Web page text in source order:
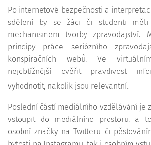
Po internetové bezpečnosti a
sdělení by se žáci či studenti
mechanismem tvorby zpravodajství.
principy práce seriózního
konspiračních webů. Ve
nejobtížnější ověřit pravdivost
vyhodnotit, nakolik jsou relevantní.
Poslední částí mediálního vzdělávání je
vstoupit do mediálního prostoru, a
osobní značky na Twitteru či